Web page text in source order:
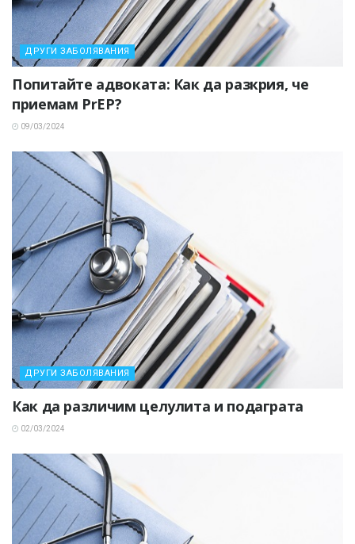
ДРУГИ ЗАБОЛЯВАНИЯ
Попитайте адвоката: Как да разкрия, че
приемам PrEP?
09/03/2024
ДРУГИ ЗАБОЛЯВАНИЯ
Как да различим целулита и подаграта
02/03/2024